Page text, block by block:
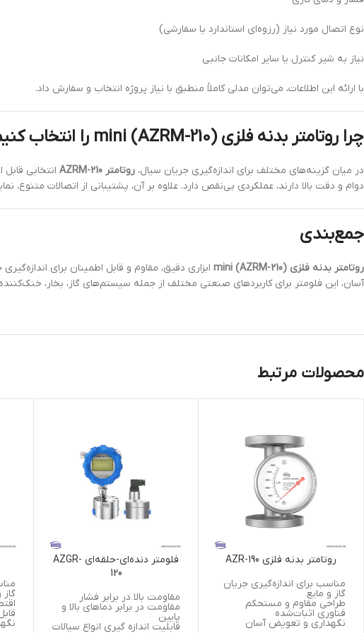
نوع اتصال مورد نیاز (رزوه‌ای استاندارد یا سفارشی)
نیاز به شیر کنترل یا سایر امکانات جانبی
با ارائه این اطلاعات، می‌توان مدلی کاملاً منطبق با نیاز پروژه انتخاب و سفارش داد.
چرا روتامتر بدنه فلزی mini (AZRM-210) را انتخاب کنیم؟
در میان گزینه‌های مختلف برای اندازه‌گیری جریان سیال، روتامتر AZRM-210
انتخابی
دوام و دقت بالا دارند، عملکردی بی‌نقص دارد. علاوه بر آن، پشتیبانی از اتصالات
جمع‌بندی
روتامتر بدنه فلزی mini (AZRM-210)
ابزاری دقیق، مقاوم و قابل اطمینان برای
آسان، این فلومتر برای کاربردهای صنعتی مختلف از جمله سیستم‌های گاز، بخار،
محصولات مرتبط
روتامتر بدنه فلزی AZR-190
مناسب برای اندازه‌گیری جریان
گاز و مایع
طراحی مقاوم و مستحکم
فناوری اثبات‌شده
نگهداری و تعویض آسان
فلومتر دنده‌ای-حلقه‌ای AZGR-
120
مقاومت بالا در برابر فشار
مقاومت در برابر دماهای بالا و
پایین
قابلیت اندازه گیری انواع سیالات
گاز